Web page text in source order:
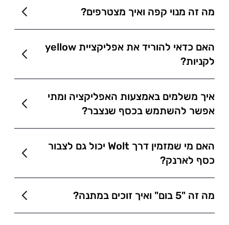
מה זה מנוי קפה ואיך מצטרפים?
האם כדאי להוריד את אפליקציית yellow
לקניות?
איך משלמים באמצעות האפליקציה ומתי
אפשר להשתמש בכסף שנצבר?
האם מי שמזמין דרך Wolt יכול גם לצבור
כסף לארנק?
מה זה "5 בום" ואיך זוכים במתנה?